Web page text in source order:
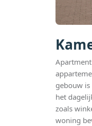
gebouw
het
zoals
woning